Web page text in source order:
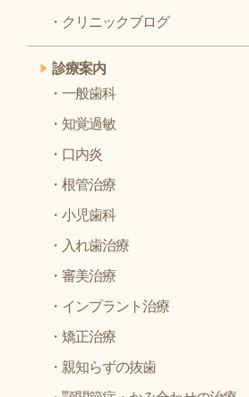
クリニックブログ
診療案内
一般歯科
知覚過敏
口内炎
根管治療
小児歯科
入れ歯治療
審美治療
インプラント治療
矯正治療
親知らずの抜歯